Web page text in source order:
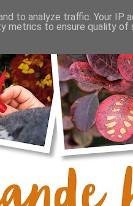
to analyze traffic. Your IP
metrics to ensure quality of